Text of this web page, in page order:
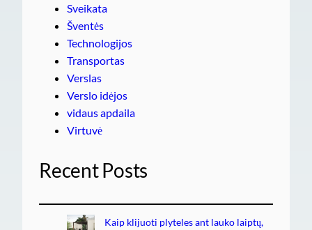
Sveikata
Šventės
Technologijos
Transportas
Verslas
Verslo idėjos
vidaus apdaila
Virtuvė
Recent Posts
Kaip klijuoti plyteles ant lauko laiptų,